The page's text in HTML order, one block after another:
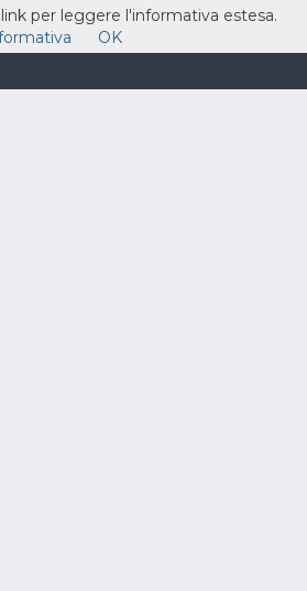
CARRELLO
per leggere l'informativa estesa.
OK